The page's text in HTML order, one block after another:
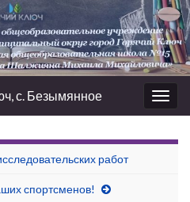
Вкл/
выкл
с. Безымянное
работ
спортсменов!